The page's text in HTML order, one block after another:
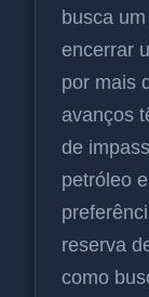
busca
encerrar
por mais
avanços
de
petróleo
reserva
como